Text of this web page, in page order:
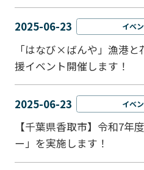
2025-06-23 イベ
「はなび×ばんや」漁港
援イベント開催します！
2025-06-23 イベ
【千葉県香取市】令和7年
ー」を実施します！